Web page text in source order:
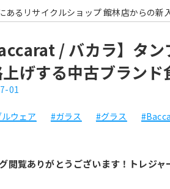
あるリサイクルショップ 館林店からの新
/ バカラ】タ
げする中古ブランド
01
ウェア #ガラス #グラス
閲覧ありがとうございます！トレジャ